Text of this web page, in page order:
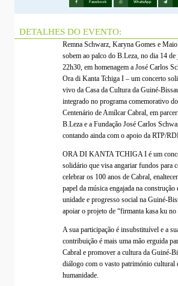
Facebook WhatsApp
DETALHES DO EVENTO:
Remna Schwarz, Karyna Gomes e
sobem ao palco do B.Leza, no dia 14 de
22h30, em homenagem a José Carlos
Ora di Kanta Tchiga I – um concerto
vivo da Casa da Cultura da Guiné-
integrado no programa comemorativo do
Centenário de Amílcar Cabral, em
B.Leza e a Fundação José Carlos
contando ainda com o apoio da RTP/
ORA DI KANTA TCHIGA I é um
solidário que visa angariar fundos para
celebrar os 100 anos de Cabral,
papel da música engajada na construção
unidade e progresso social na Guiné-
apoiar o projeto de “firmanta kasa ku no
A sua participação é insubstituível e a
contribuição é mais uma mão erguida
Cabral e promover a cultura da Guiné-
diálogo com o vasto património cultural
humanidade.